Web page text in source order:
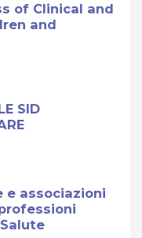
of Clinical and
and
SID
e associazioni